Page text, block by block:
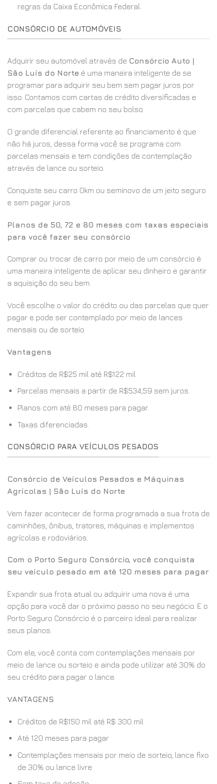
regras da Caixa Econômica Federal.
CONSÓRCIO DE AUTOMÓVEIS
Adquirir seu automóvel através de Consórcio Auto |
São Luís do Norte é uma maneira inteligente de se
programar para adquirir seu bem sem pagar juros por
isso. Contamos com cartas de crédito diversificadas e
com parcelas que cabem no seu bolso.
O grande diferencial referente ao financiamento é que
não há juros, dessa forma você se programa com
parcelas mensais e tem condições de contemplação
através de lance ou sorteio.
Conquiste seu carro 0km ou seminovo de um jeito seguro
e sem pagar juros.
Planos de 50, 72 e 80 meses com taxas especiais
para você fazer seu consórcio
Comprar ou trocar de carro por meio de um consórcio é
uma maneira inteligente de aplicar seu dinheiro e garantir
a aquisição do seu bem.
Você escolhe o valor do crédito ou das parcelas que quer
pagar e pode ser contemplado por meio de lances
mensais ou de sorteio.
Vantagens
Créditos de R$25 mil até R$122 mil
Parcelas mensais a partir de R$534,59 sem juros.
Planos com até 80 meses para pagar.
Taxas diferenciadas.
CONSÓRCIO PARA VEÍCULOS PESADOS
Consórcio de Veículos Pesados e Máquinas
Agrícolas | São Luís do Norte
Vem fazer acontecer de forma programada a sua frota de
caminhões, ônibus, tratores, máquinas e implementos
agrícolas e rodoviários.
Com o Porto Seguro Consórcio, você conquista
seu veículo pesado em até 120 meses para pagar
Expandir sua frota atual ou adquirir uma nova é uma
opção para você dar o próximo passo no seu negócio. E o
Porto Seguro Consórcio é o parceiro ideal para realizar
seus planos.
Com ele, você conta com contemplações mensais por
meio de lance ou sorteio e ainda pode utilizar até 30% do
seu crédito para pagar o lance.
VANTAGENS
Créditos de R$150 mil até R$ 300 mil
Até 120 meses para pagar
Contemplações mensais por meio de sorteio, lance fixo
de 30% ou lance livre